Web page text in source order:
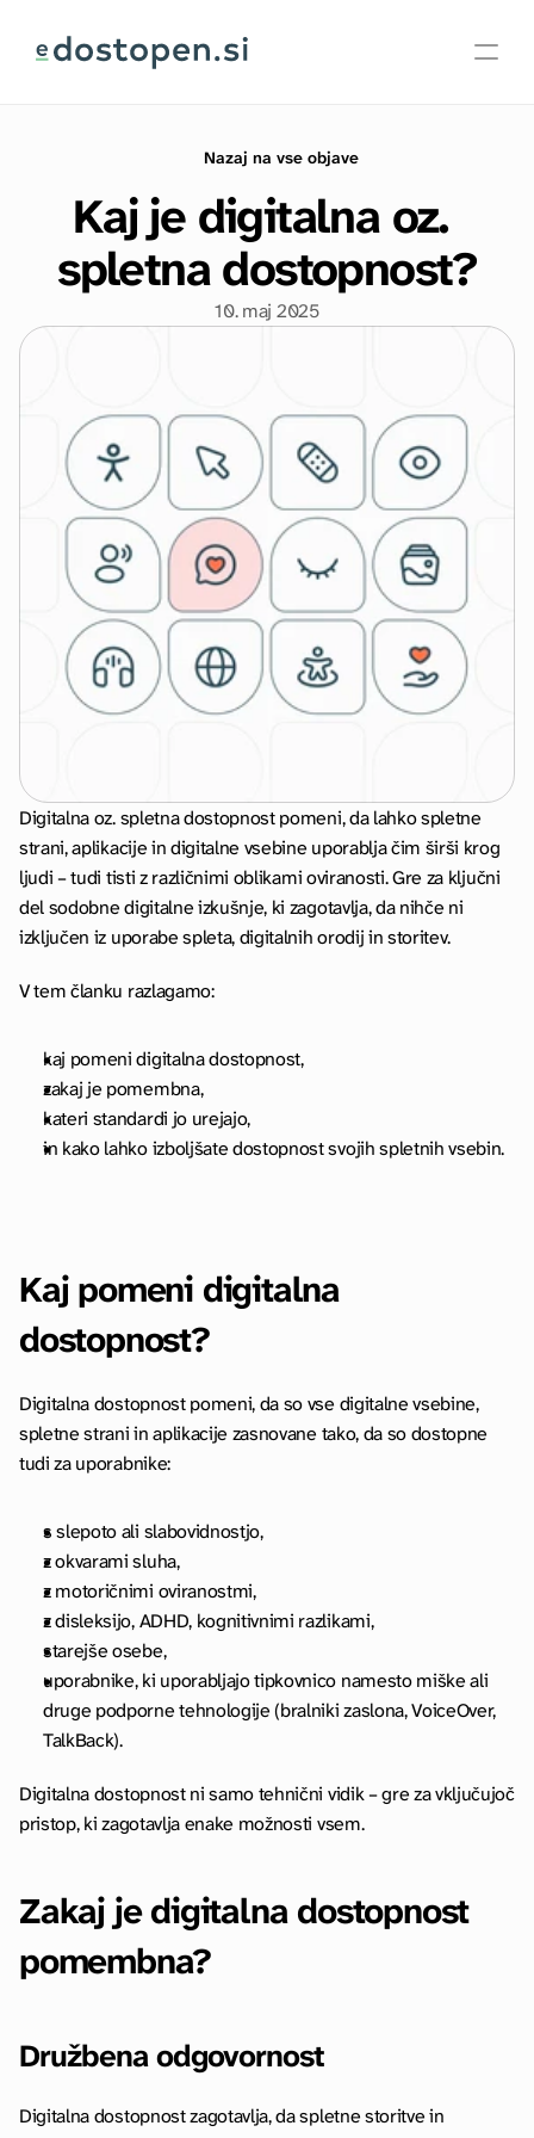
Kontakt
Nazaj na vse objave
Kaj je digitalna oz.
spletna dostopnost?
10. maj 2025
Digitalna oz. spletna dostopnost pomeni, da lahko spletne
strani, aplikacije in digitalne vsebine uporablja čim širši krog
ljudi – tudi tisti z različnimi oblikami oviranosti. Gre za ključni
del sodobne digitalne izkušnje, ki zagotavlja, da nihče ni
izključen iz uporabe spleta, digitalnih orodij in storitev.
V tem članku razlagamo:
kaj pomeni digitalna dostopnost,
zakaj je pomembna,
kateri standardi jo urejajo,
in kako lahko izboljšate dostopnost svojih spletnih vsebin.
Kaj pomeni digitalna
dostopnost?
Digitalna dostopnost pomeni, da so vse digitalne vsebine,
spletne strani in aplikacije zasnovane tako, da so dostopne
tudi za uporabnike:
s slepoto ali slabovidnostjo,
z okvarami sluha,
z motoričnimi oviranostmi,
z disleksijo, ADHD, kognitivnimi razlikami,
starejše osebe,
uporabnike, ki uporabljajo tipkovnico namesto miške ali
druge podporne tehnologije (bralniki zaslona, VoiceOver,
TalkBack).
Digitalna dostopnost ni samo tehnični vidik – gre za vključujoč
pristop, ki zagotavlja enake možnosti vsem.
Zakaj je digitalna dostopnost
pomembna?
Družbena odgovornost
Digitalna dostopnost zagotavlja, da spletne storitve in